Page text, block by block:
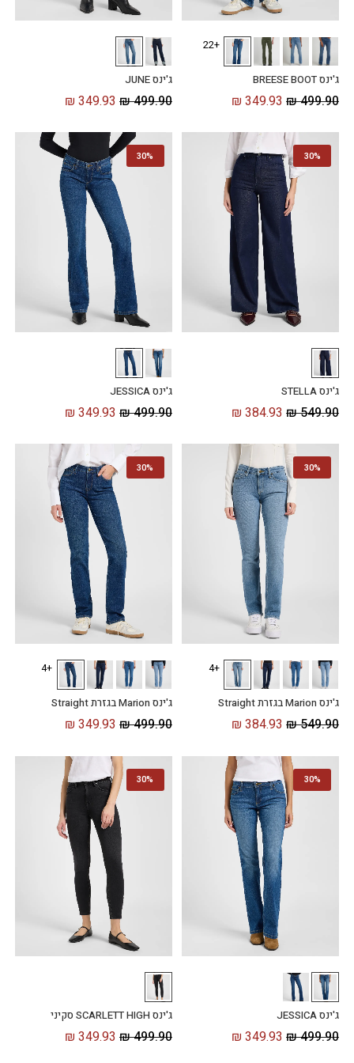
+22
ג'ינס BREESE BOOT
₪499.90
₪ 349.93
ג'ינס JUNE
₪499.90
₪ 349.93
30%
ג'ינס STELLA
₪549.90
₪ 384.93
30%
ג'ינס JESSICA
₪499.90
₪ 349.93
30%
+4
ג'ינס Marion בגזרת Straight
₪549.90
₪ 384.93
30%
+4
ג'ינס Marion בגזרת Straight
₪499.90
₪ 349.93
30%
ג'ינס JESSICA
₪499.90
₪ 349.93
30%
ג'ינס SCARLETT HIGH סקיני
₪499.90
₪ 349.93